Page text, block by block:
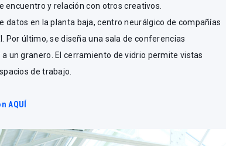
encuentro y relación con otros creativos.
datos en la planta baja, centro neurálgico de compañías
Por último, se diseña una sala de conferencias
un granero. El cerramiento de vidrio permite vistas
de trabajo.
AQUÍ